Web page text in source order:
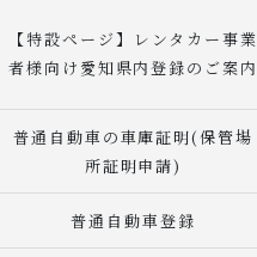
【特設ページ】レンタカー事業
者様向け愛知県内登録のご案内
普通自動車の車庫証明(保管場
所証明申請)
普通自動車登録